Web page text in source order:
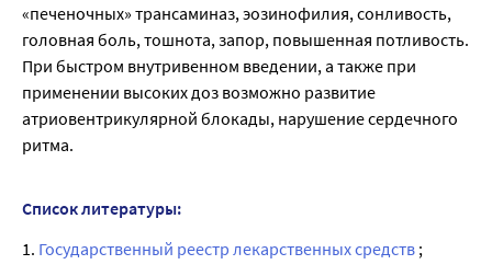
«печеночных» трансаминаз, эозинофилия, сонливость,
головная боль, тошнота, запор, повышенная потливость.
При быстром внутривенном введении, а также при
применении высоких доз возможно развитие
атриовентрикулярной блокады, нарушение сердечного
ритма.
Список литературы:
1. Государственный реестр лекарственных средств ;